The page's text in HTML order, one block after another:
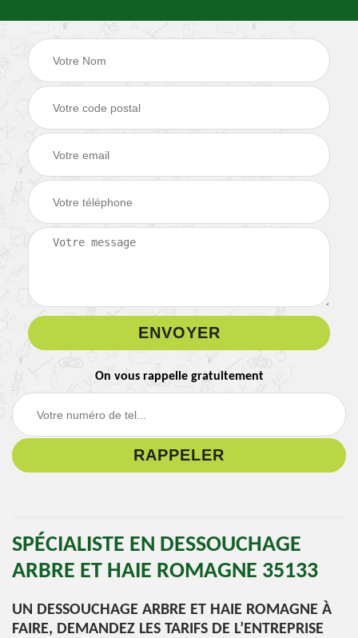
On vous rappelle gratuitement
SPÉCIALISTE EN DESSOUCHAGE
ARBRE ET HAIE ROMAGNE 35133
UN DESSOUCHAGE ARBRE ET HAIE ROMAGNE À
FAIRE, DEMANDEZ LES TARIFS DE L’ENTREPRISE